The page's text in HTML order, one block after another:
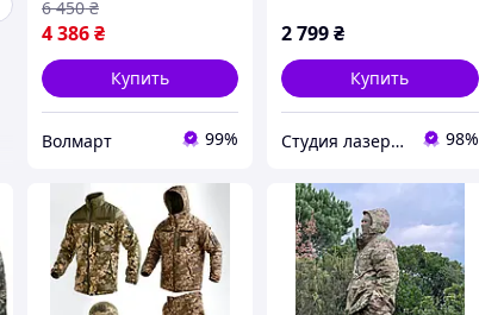
4 386₴
6 450 ₴
Купить
Волмарт 99%
2 799₴
Купить
Студия лазерной гравировки 98%